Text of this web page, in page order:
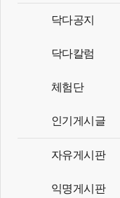
닥다공지
닥다칼럼
체험단
인기게시글
자유게시판
익명게시판